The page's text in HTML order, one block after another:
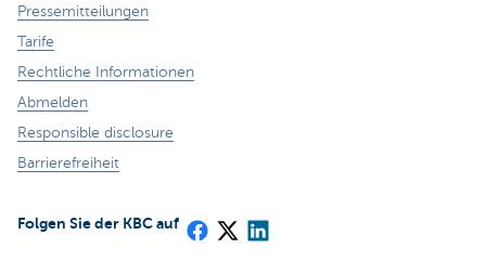
Pressemitteilungen
Tarife
Rechtliche Informationen
Abmelden
Responsible disclosure
Barrierefreiheit
Folgen Sie der KBC auf